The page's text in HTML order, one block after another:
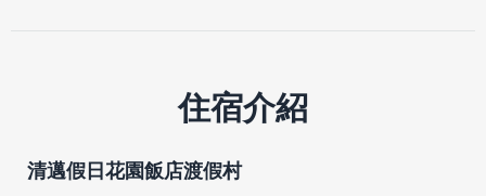
住宿介紹
清邁假日花園飯店渡假村